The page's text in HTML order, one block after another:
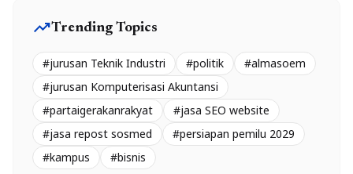
trending_upTrending Topics
#jurusan Teknik Industri #politik
#almasoem
#jurusan Komputerisasi Akuntansi
#partaigerakanrakyat
#jasa SEO website
#jasa repost sosmed
#persiapan pemilu 2029
#kampus
#bisnis